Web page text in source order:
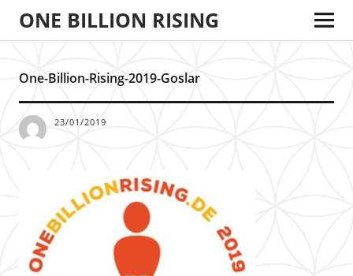
ONE BILLION RISING
One-Billion-Rising-2019-Goslar
23/01/2019